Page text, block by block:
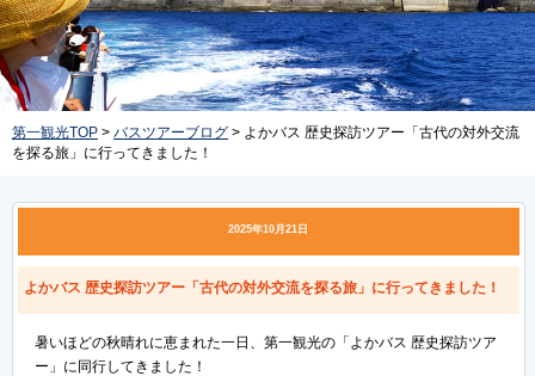
第一観光TOP > バスツアーブログ > よかバス 歴史探訪ツアー「古代の対外交流
を探る旅」に行ってきました！
2025年10月21日
よかバス 歴史探訪ツアー「古代の対外交流を探る旅」に行ってきました！
暑いほどの秋晴れに恵まれた一日、第一観光の「よかバス 歴史探訪ツア
ー」に同行してきました！